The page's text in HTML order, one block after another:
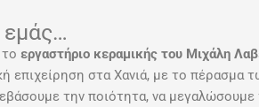
εμάς…
εργαστήριο κεραμικής του Μιχάλη
επιχείρηση στα Χανιά, με το πέρασμα
την ποιότητα, να μεγαλώσουμε